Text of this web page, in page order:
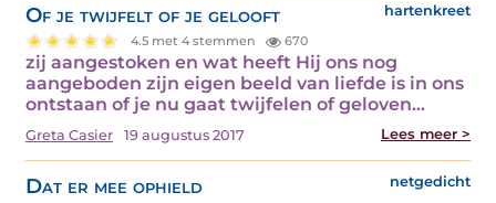
Of je twijfelt of je gelooft hartenkreet
4.5 met 4 stemmen 670
zij aangestoken en wat heeft Hij ons nog
aangeboden zijn eigen beeld van liefde is in ons
ontstaan of je nu gaat twijfelen of geloven…
Greta Casier 19 augustus 2017 Lees meer >
Dat er mee ophield netgedicht